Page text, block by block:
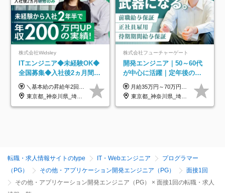
株式会社Widsley
ITエンジニア◆未経験OK◆
全国募集◆入社後2ヵ月間は
研修のみ◆フルリモート
OK◆残業月3h◆服装髪型自
＼基本給の昇給年2回＆プロジェクト手当による昇給年12回！！／ 【経験者の場合】 月給33万円～70万円＋プロジェクト手当＋資格手当 ★スキルや経験を考慮の上、優遇します ★上記給与には固定残業代20時間分(月4万3883円～)を含みます。残業が超過した場合は、追加支給します(残業は月平均3時間とほぼ発生しません。残業がなくても、固定残業代は支給されます) ★試用期間中も、月給や福利厚生等は同じです ---------- 【未経験者の場合】 月給26万円～50万円＋プロジェクト手当＋資格手当 ★スキルや経験を考慮の上、優遇します ★上記給与には固定残業代20時間分(月3万719円～)を含みます。残業が超過した場合は、追加支給します(残業は月平均3時間とほぼ発生しません。残業がなくても、固定残業代は支給されます) ★試用期間6ヵ月あり ・1ヶ月目～：月給23万円～ ・2ヶ月目～6ヶ月目：月給23万円～＋プロジェクト手当1～3万円 （上記給与にはそれぞれ固定残業代20時間分(月3万719円～)を含み、超過した場合は追加支給します。） ---------- 【プロジェクト手当について】 参画するプロジェクトの単価に応じて毎月の歩合給を支給します 業界内でもトップクラスの高還元です！
東京都_神奈川県_埼玉県_千葉県_大阪府_愛知県_北海道_青森県_岩手県_宮城県_秋田県_山形県_福島県_茨城県_栃木県_群馬県_新潟県_山梨県_長野県_富山県_石川県_福井県_静岡県_岐阜県_三重県_兵庫県_京都府_滋賀県_奈良県_和歌山県_広島県_岡山県_鳥取県_島根県_山口県_徳島県_香川県_愛媛県_高知県_福岡県_熊本県_佐賀県_長崎県_大分県_宮崎県_鹿児島県_沖縄県
株式会社フューチャーゲート
開発エンジニア｜50～60代
が中心に活躍｜定年後の給
与減ナシ｜年収50万円アッ
プ実績／昇給率92％（直近3
年）
月給35万円～70万円（固定残業代30時間分63,869円～を含む）+賞与年1回 ※30時間を超える分は別途支給します ●これまでのご経験・スキル・前職給与をできる限り考慮します ●待機期間も給与を100％支給します ●試用期間中も給与や福利厚生は同じです ≪年収を維持しながら長く働けます！≫ 一般的な企業では55歳や60歳を機に年収が下がりますが、 当社は役職などではなく「スキルや経験」で評価。 エンジニアとして長く働きながら あなたにふさわしい年収を維持できます！
東京都_神奈川県_埼玉県_千葉県
転職・求人情報サイトのtype IT・Webエンジニア
プログラマー
（PG）
その他・アプリケーション開発エンジニア（PG）
面接1回
その他・アプリケーション開発エンジニア（PG） × 面接1回の転職・求人